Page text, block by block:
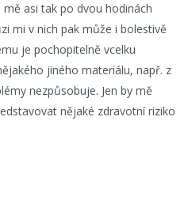
asi tak po dvou hodinách
mi v nich pak může i bolestivě
je pochopitelně vcelku
jiného materiálu, např. z
nezpůsobuje. Jen by mě
nějaké zdravotní riziko